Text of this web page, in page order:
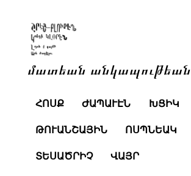
մատեան անկապութեան
ՀՈՍՔ ԺԱՊԱՒԷՆ ԽՑԻԿ
ԹՈՒԱՆՇԱՅԻՆ ՈՍՊՆԵԱԿ
ՏԵՍԱԾՐԻՉ ՎԱՅՐ